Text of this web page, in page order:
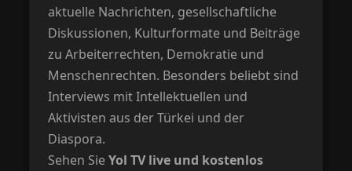
aktuelle Nachrichten, gesellschaftliche
Diskussionen, Kulturformate und Beiträge
zu Arbeiterrechten, Demokratie und
Menschenrechten. Besonders beliebt sind
Interviews mit Intellektuellen und
Aktivisten aus der Türkei und der
Diaspora.
Sehen SieYol TV live und kostenlos